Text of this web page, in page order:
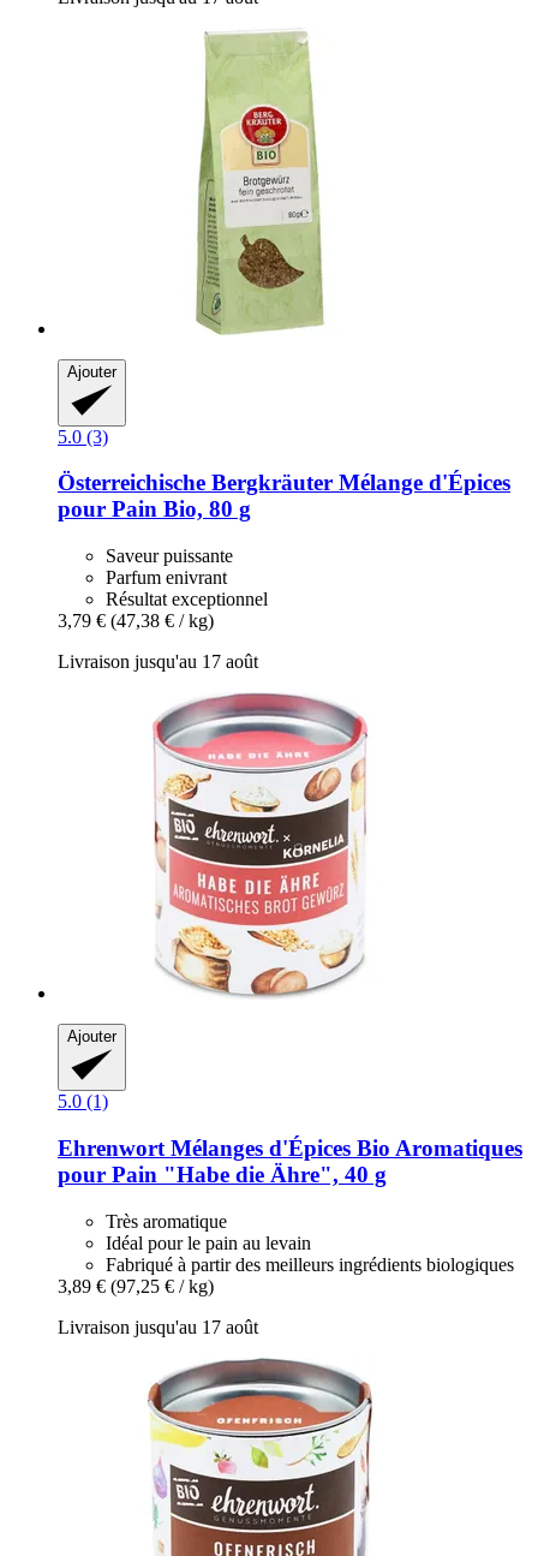
Ajouter
5.0 (3)
Österreichische Bergkräuter Mélange d'Épices
pour Pain Bio, 80 g
Saveur puissante
Parfum enivrant
Résultat exceptionnel
3,79 € (47,38 € / kg)
Livraison jusqu'au 17 août
Ajouter
5.0 (1)
Ehrenwort Mélanges d'Épices Bio Aromatiques
pour Pain "Habe die Ähre", 40 g
Très aromatique
Idéal pour le pain au levain
Fabriqué à partir des meilleurs ingrédients biologiques
3,89 € (97,25 € / kg)
Livraison jusqu'au 17 août